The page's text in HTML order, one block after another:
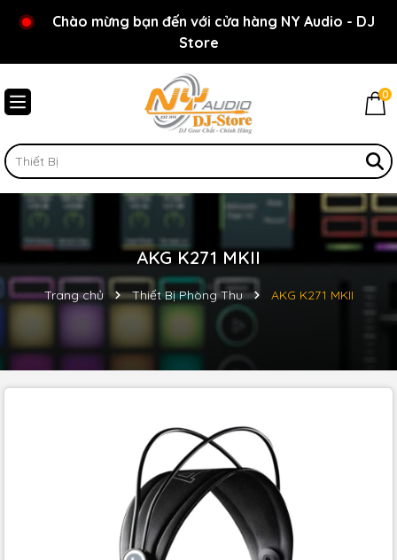
Chào mừng bạn đến với cửa hàng NY Audio - DJ
Store
Rất nhiều ưu đãi và chương trình khuyến mãi đang
chờ đợi bạn
0
AKG K271 MKII
Trang chủ Thiết Bị Phòng Thu AKG K271 MKII